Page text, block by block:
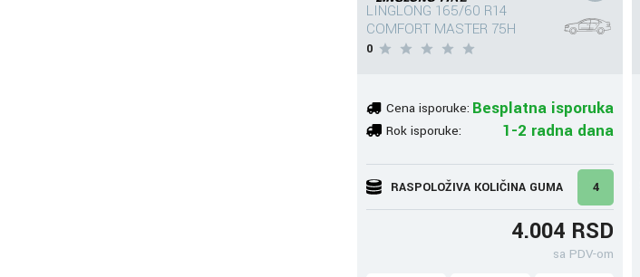
LINGLONG 165/60 R14
COMFORT MASTER 75H
0
Cena isporuke: Besplatna isporuka
Rok isporuke: 1-2 radna dana
RASPOLOŽIVA KOLIČINA GUMA 4
4.004 RSD
sa PDV-om